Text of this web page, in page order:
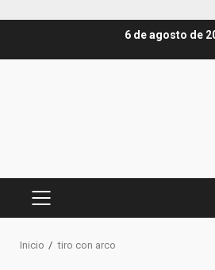
6 de agosto de
MENÚ
Inicio tiro con arco